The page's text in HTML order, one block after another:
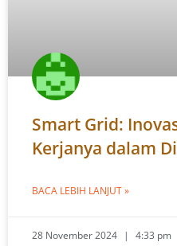
Smart Grid:
Kerjanya dalam
BACA LEBIH LANJUT »
28 November 2024 4:33 pm